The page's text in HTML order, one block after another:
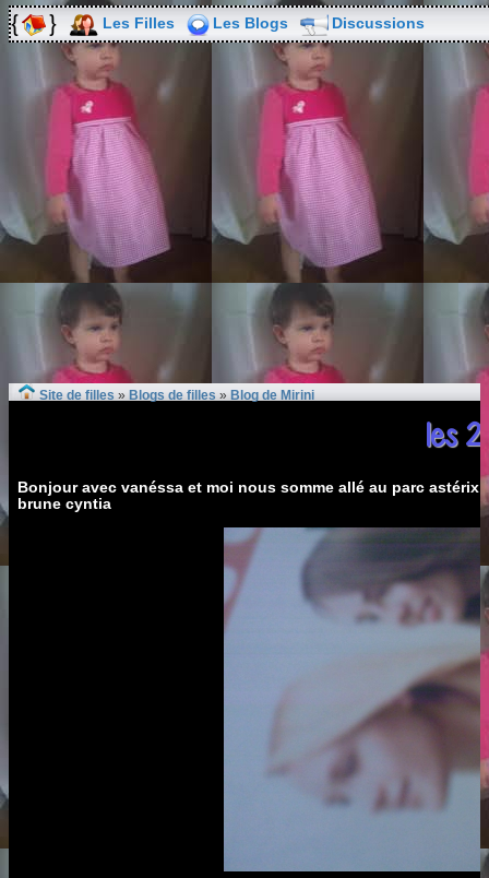
Les Filles Les Blogs Discussions
Site de filles » Blogs de filles » Blog de Mirini
les 2
Bonjour avec vanéssa et moi nous somme allé au parc
brune cyntia